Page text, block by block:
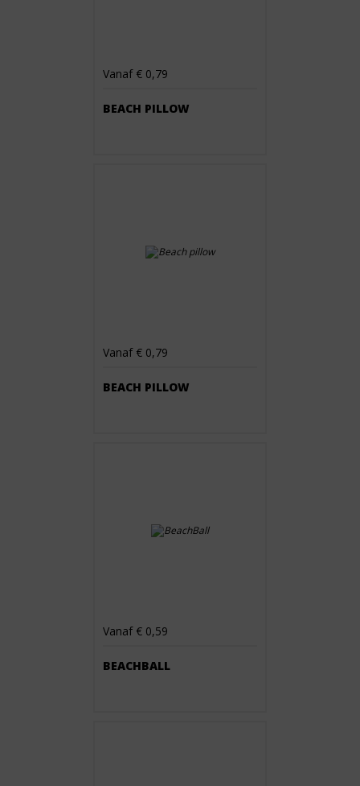
Vanaf € 0,79
BEACH PILLOW
Vanaf € 0,79
BEACH PILLOW
Vanaf € 0,59
BEACHBALL